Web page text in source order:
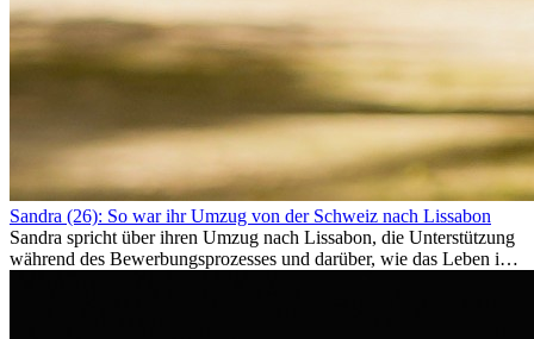
Sandra (26): So war ihr Umzug von der Schweiz nach Lissabon
Sandra spricht über ihren Umzug nach Lissabon, die Unterstützung
während des Bewerbungsprozesses und darüber, wie das Leben im